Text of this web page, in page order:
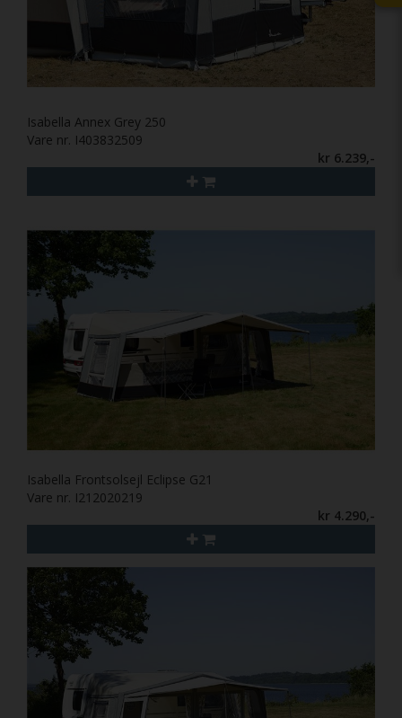
Isabella Annex Grey 250
Vare nr. I403832509
kr 6.239,-
Isabella Frontsolsejl Eclipse G21
Vare nr. I212020219
kr 4.290,-